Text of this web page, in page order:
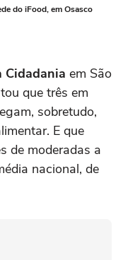
do iFood, em Osasco
Cidadania em São
que três em
sobretudo,
E que
de moderadas a
nacional, de